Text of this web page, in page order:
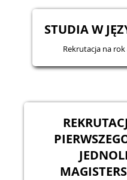
STUDIA W
Rekrutacja na